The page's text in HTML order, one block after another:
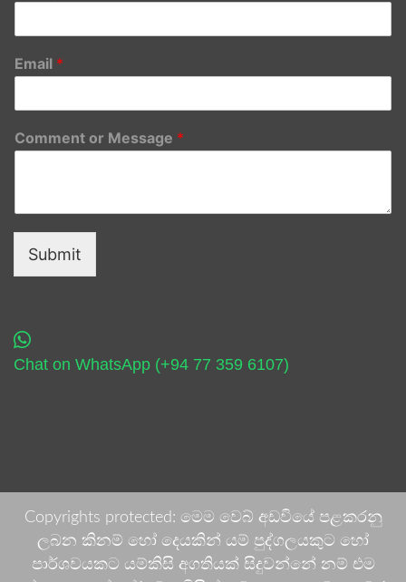
Email *
Comment or Message *
Submit
Chat on WhatsApp (+94 77 359 6107)
Copyrights protected: මෙම වෙබ් අඩවියේ පළකරනු
ලබන කිනම් හෝ දෙයකින් යම් පුද්ගලයකුට හෝ
පාර්ශවයකට යම්කිසි අගතියක් සිදුවන්නේ නම් එම